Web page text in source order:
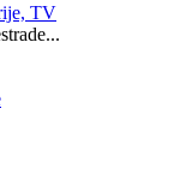
TV